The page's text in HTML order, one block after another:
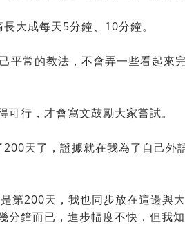
大成每天5分鐘、10分鐘。
平常的教法，不會弄一些看起來
行，才會寫文鼓勵大家嘗試。
天了，證據就在我為了自己外
第200天，我也同步放在這邊與大
鐘而已，進步幅度不快，但我